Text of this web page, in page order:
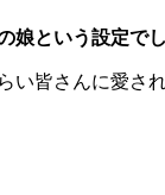
という設定で
皆さんに愛さ